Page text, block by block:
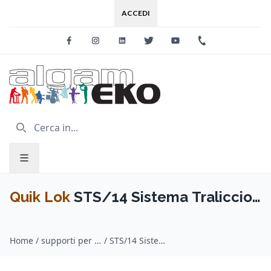
ACCEDI
FacebookInstagramLinkedinTwitter Youtube
Quik Lok STS/14 Sistema Traliccio
Home / supporti per casse / Quik Lok / STS/14 Sistema Traliccio a Ponte in Alluminio